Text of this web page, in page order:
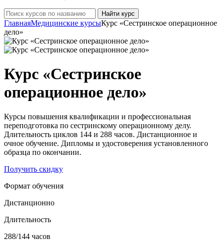
Найти курс
ГлавнаяМедицинские курсыКурс «Сестринское операционное
дело»
Курс «Сестринское
операционное дело»
Курсы повышения квалификации и профессиональная
переподготовка по сестринскому операционному делу.
Длительность циклов 144 и 288 часов. Дистанционное и
очное обучение. Дипломы и удостоверения установленного
образца по окончании.
Получить скидку
Формат обучения
Дистанционно
Длительность
288/144 часов